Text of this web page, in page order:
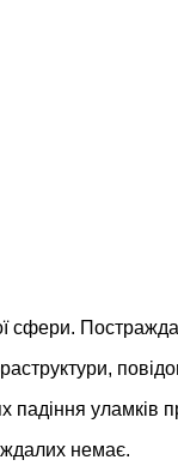
сфери.
падіння
немає.